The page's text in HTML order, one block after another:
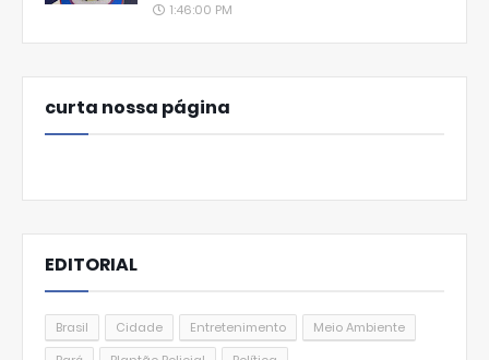
1:46:00 PM
curta nossa página
EDITORIAL
Brasil Cidade Entretenimento
Meio Ambiente